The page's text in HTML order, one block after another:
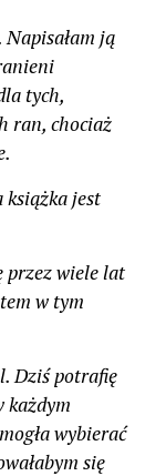
ją
tych,
ran, chociaż
książka jest
przez wiele lat
w tym
Dziś potrafię
każdym
wybierać
się